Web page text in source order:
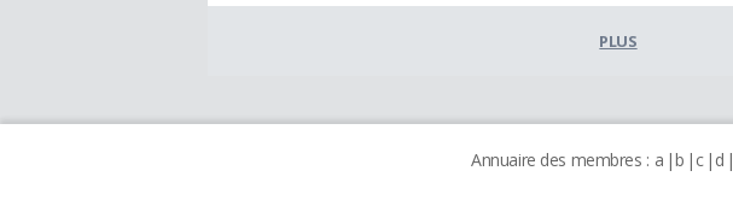
PLUS
Annuaire des membres : a b c d